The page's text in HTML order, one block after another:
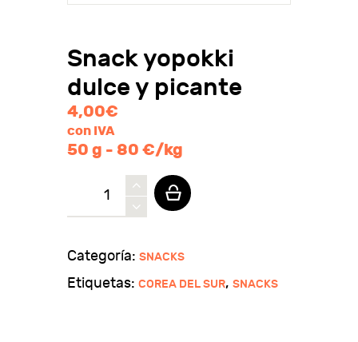
Snack yopokki
dulce y picante
4,00€
con IVA
50 g - 80 €/kg
Snack
y
picante
cantidad
Categoría: SNACKS
Etiquetas: COREA DEL SUR, SNACKS